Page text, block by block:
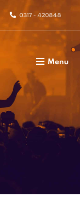
0317 - 420848
Menu